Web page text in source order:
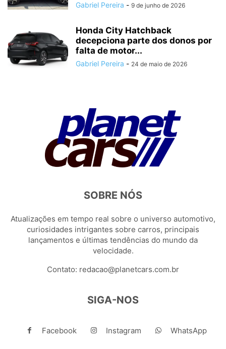
Gabriel Pereira - 9 de junho de 2026
Honda City Hatchback
decepciona parte dos donos por
falta de motor...
Gabriel Pereira - 24 de maio de 2026
SOBRE NÓS
Atualizações em tempo real sobre o universo automotivo,
curiosidades intrigantes sobre carros, principais
lançamentos e últimas tendências do mundo da
velocidade.
Contato: redacao@planetcars.com.br
SIGA-NOS
Facebook Instagram WhatsApp